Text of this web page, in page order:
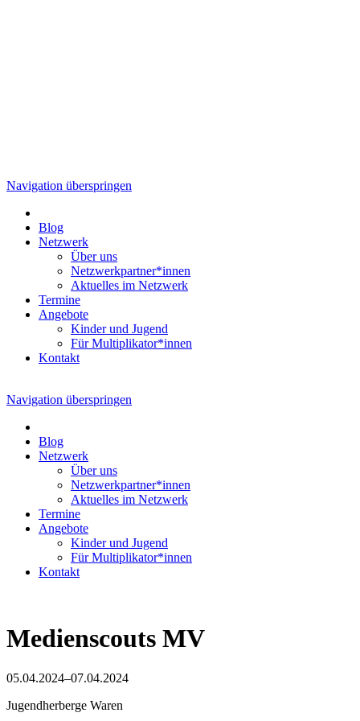
Navigation überspringen
Blog
Netzwerk
Über uns
Netzwerkpartner*innen
Aktuelles im Netzwerk
Termine
Angebote
Kinder und Jugend
Für Multiplikator*innen
Kontakt
Navigation überspringen
Blog
Netzwerk
Über uns
Netzwerkpartner*innen
Aktuelles im Netzwerk
Termine
Angebote
Kinder und Jugend
Für Multiplikator*innen
Kontakt
Medienscouts MV
05.04.2024–07.04.2024
Jugendherberge Waren